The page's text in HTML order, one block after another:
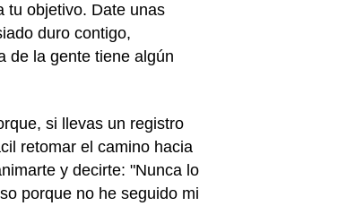
tu objetivo. Date unas
duro contigo,
de la gente tiene algún
si llevas un registro
retomar el camino hacia
y decirte: "Nunca lo
porque no he seguido mi